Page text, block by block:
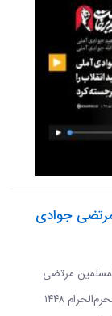
جوادی
مرتضی
جوادی آملی به جمهوری ارمنستان در دهه نخست ماه محرم‌الحرام ۱۴۴۸